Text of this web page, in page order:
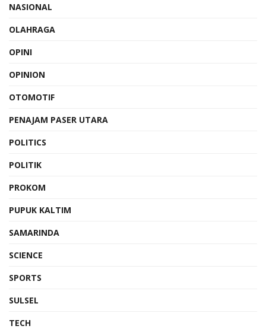
NASIONAL
OLAHRAGA
OPINI
OPINION
OTOMOTIF
PENAJAM PASER UTARA
POLITICS
POLITIK
PROKOM
PUPUK KALTIM
SAMARINDA
SCIENCE
SPORTS
SULSEL
TECH